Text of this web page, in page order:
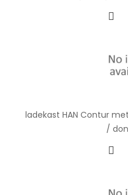
ladekast HAN Contur
/